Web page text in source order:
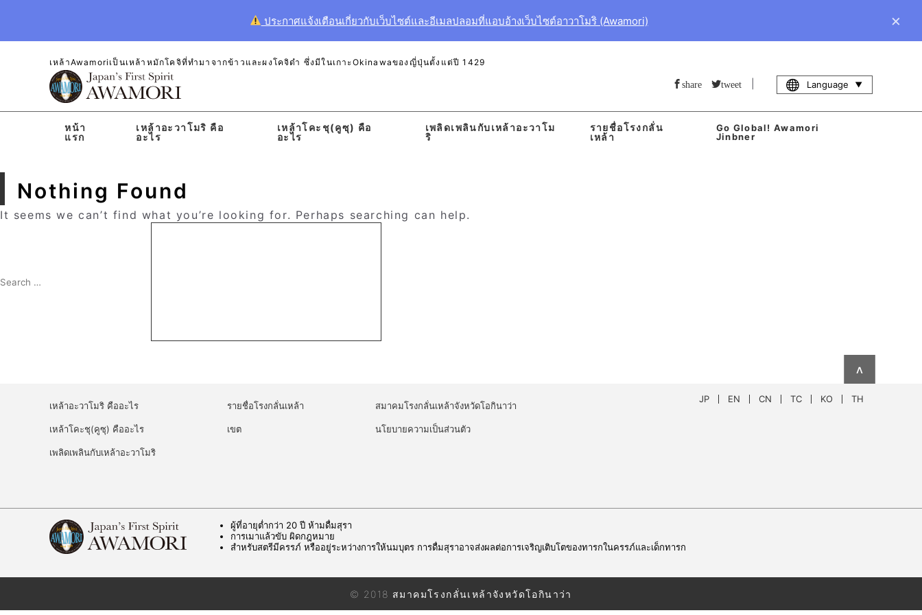
ประกาศแจ้งเตือนเกี่ยวกับเว็บไซต์และอีเมลปลอมที่แอบอ้างเว็บไซต์อาวาโมริ (Awamori) ×
เหล้าAwamoriเป็นเหล้าหมักโคจิที่ทำมาจากข้าวและผงโคจิดำ ซึ่งมีในเกาะOkinawaของญี่ปุ่นตั้งแต่ปี 1429
share tweet Language
หน้า
แรก
เหล้าอะวาโมริ คือ
อะไร
เหล้าโคะชุ(คูซุ) คือ
อะไร
เพลิดเพลินกับเหล้าอะวาโม
ริ
รายชื่อโรงกลั่น
เหล้า
Go Global! Awamori
Jinbner
Nothing Found
It seems we can’t find what you’re looking for. Perhaps searching can help.
∧
เหล้าอะวาโมริ คืออะไร
เหล้าโคะชุ(คูซุ) คืออะไร
เพลิดเพลินกับเหล้าอะวาโมริ
รายชื่อโรงกลั่นเหล้า
เขต
สมาคมโรงกลั่นเหล้าจังหวัดโอกินาว่า
นโยบายความเป็นส่วนตัว
JP EN CN TC KO TH
ผู้ที่อายุต่ำกว่า 20 ปี ห้ามดื่มสุรา
การเมาแล้วขับ ผิดกฎหมาย
สำหรับสตรีมีครรภ์ หรืออยู่ระหว่างการให้นมบุตร การดื่มสุราอาจส่งผลต่อการเจริญเติบโตของทารกในครรภ์และเด็กทารก
© 2018 สมาคมโรงกลั่นเหล้าจังหวัดโอกินาว่า